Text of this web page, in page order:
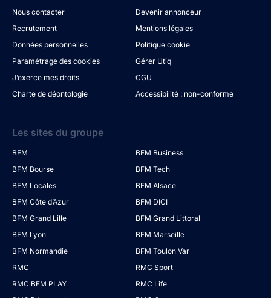
Nous contacter
Devenir annonceur
Recrutement
Mentions légales
Données personnelles
Politique cookie
Paramétrage des cookies
Gérer Utiq
J’exerce mes droits
CGU
Charte de déontologie
Accessibilité : non-conforme
Les sites du groupe
BFM
BFM Business
BFM Bourse
BFM Tech
BFM Locales
BFM Alsace
BFM Côte d’Azur
BFM DICI
BFM Grand Lille
BFM Grand Littoral
BFM Lyon
BFM Marseille
BFM Normandie
BFM Toulon Var
RMC
RMC Sport
RMC BFM PLAY
RMC Life